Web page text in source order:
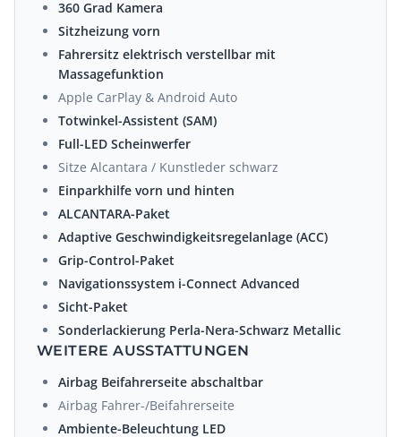
360 Grad Kamera
Sitzheizung vorn
Fahrersitz elektrisch verstellbar mit
Massagefunktion
Apple CarPlay & Android Auto
Totwinkel-Assistent (SAM)
Full-LED Scheinwerfer
Sitze Alcantara / Kunstleder schwarz
Einparkhilfe vorn und hinten
ALCANTARA-Paket
Adaptive Geschwindigkeitsregelanlage (ACC)
Grip-Control-Paket
Navigationssystem i-Connect Advanced
Sicht-Paket
Sonderlackierung Perla-Nera-Schwarz Metallic
WEITERE AUSSTATTUNGEN
Airbag Beifahrerseite abschaltbar
Airbag Fahrer-/Beifahrerseite
Ambiente-Beleuchtung LED